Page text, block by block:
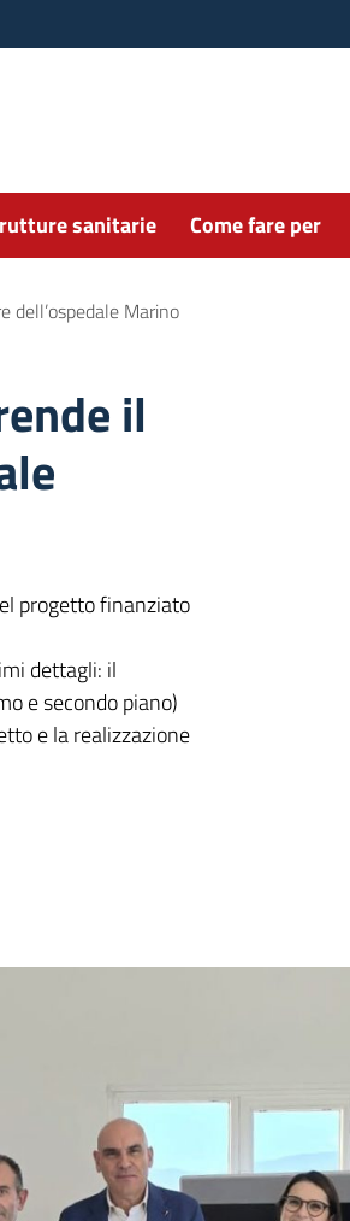
sanitarie Come fare per
dell’ospedale Marino
il
progetto finanziato
dettagli: il
e secondo piano)
e la realizzazione